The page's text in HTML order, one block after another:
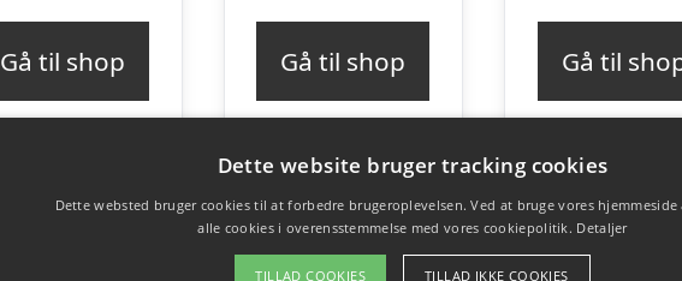
Gå til shop Gå til shop Gå til
Dette website bruger tracking cookies
Dette websted bruger cookies til at forbedre brugeroplevelsen. Ved at bruge vores hjemmeside
alle cookies i overensstemmelse med vores cookiepolitik. Detaljer
TILLAD COOKIES TILLAD IKKE COOKIES